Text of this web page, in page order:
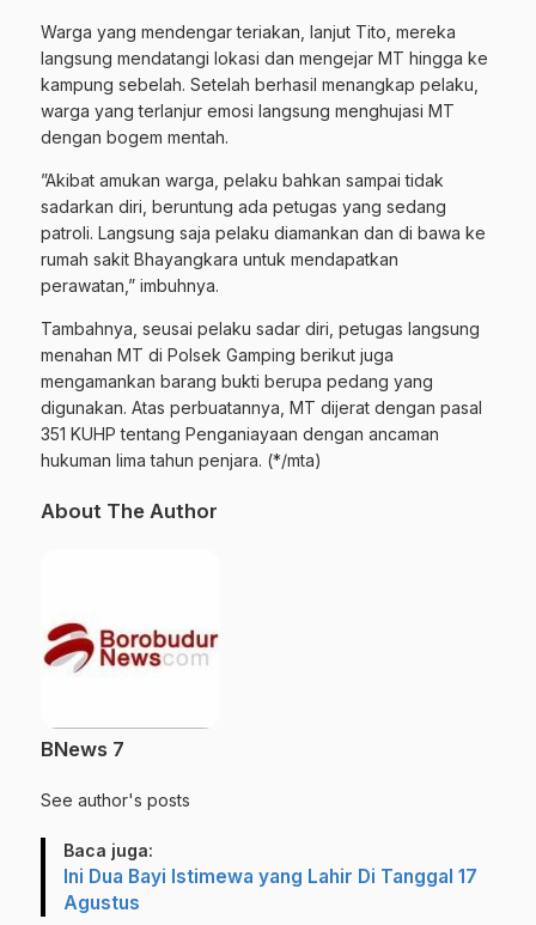
Warga yang mendengar teriakan, lanjut Tito, mereka
langsung mendatangi lokasi dan mengejar MT hingga ke
kampung sebelah. Setelah berhasil menangkap pelaku,
warga yang terlanjur emosi langsung menghujasi MT
dengan bogem mentah.
”Akibat amukan warga, pelaku bahkan sampai tidak
sadarkan diri, beruntung ada petugas yang sedang
patroli. Langsung saja pelaku diamankan dan di bawa ke
rumah sakit Bhayangkara untuk mendapatkan
perawatan,” imbuhnya.
Tambahnya, seusai pelaku sadar diri, petugas langsung
menahan MT di Polsek Gamping berikut juga
mengamankan barang bukti berupa pedang yang
digunakan. Atas perbuatannya, MT dijerat dengan pasal
351 KUHP tentang Penganiayaan dengan ancaman
hukuman lima tahun penjara. (*/mta)
About The Author
BNews 7
See author's posts
Baca juga:
Ini Dua Bayi Istimewa yang Lahir Di Tanggal 17
Agustus